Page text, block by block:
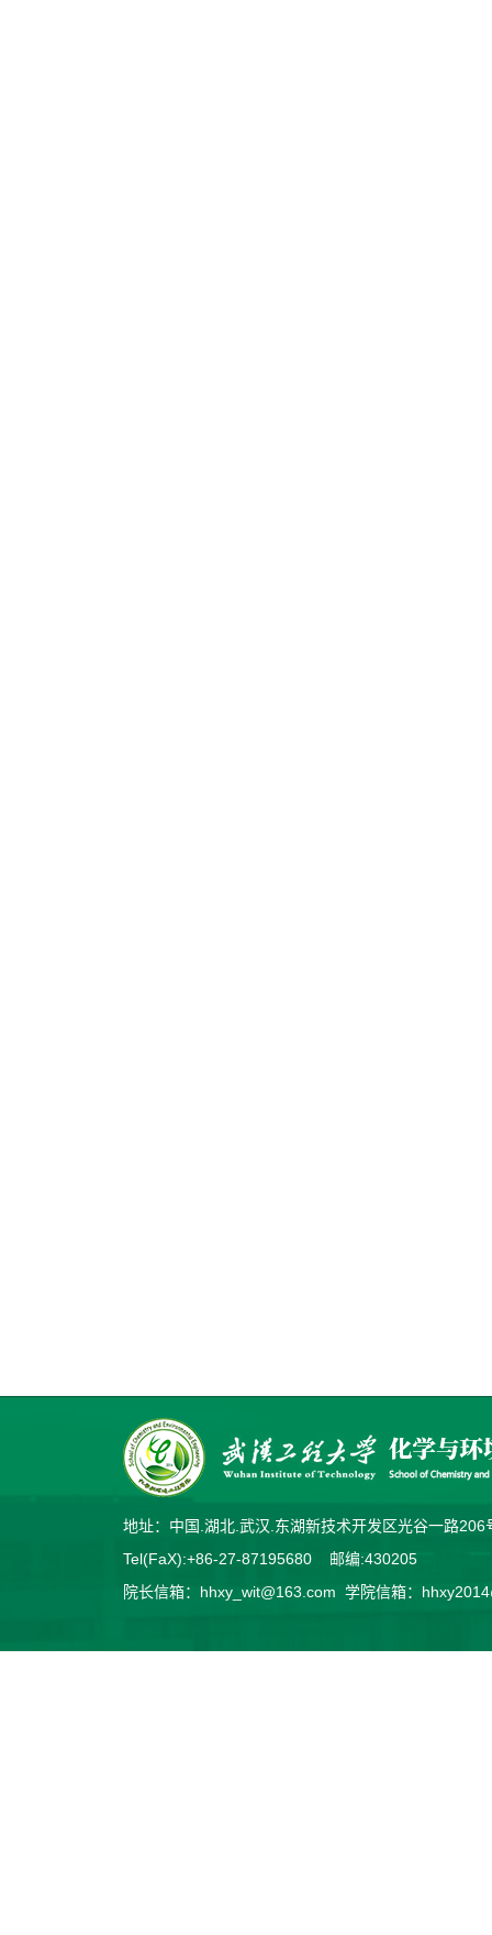
地址：中国.湖北.武汉.东湖新技术开发区光谷一路
Tel(FaX):+86-27-87195680 邮编:430205
院长信箱：hhxy_wit@163.com 学院信箱：